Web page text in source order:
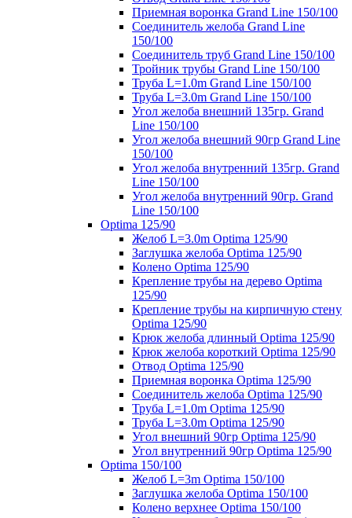
Приемная воронка Grand Line 150/100
Соединитель желоба Grand Line
150/100
Соединитель труб Grand Line 150/100
Тройник трубы Grand Line 150/100
Труба L=1.0m Grand Line 150/100
Труба L=3.0m Grand Line 150/100
Угол желоба внешний 135гр. Grand
Line 150/100
Угол желоба внешний 90гр Grand Line
150/100
Угол желоба внутренний 135гр. Grand
Line 150/100
Угол желоба внутренний 90гр. Grand
Line 150/100
Optima 125/90
Желоб L=3.0m Optima 125/90
Заглушка желоба Optima 125/90
Колено Optima 125/90
Крепление трубы на дерево Optima
125/90
Крепление трубы на кирпичную стену
Optima 125/90
Крюк желоба длинный Optima 125/90
Крюк желоба короткий Optima 125/90
Отвод Optima 125/90
Приемная воронка Optima 125/90
Соединитель желоба Optima 125/90
Труба L=1.0m Optima 125/90
Труба L=3.0m Optima 125/90
Угол внешний 90гр Optima 125/90
Угол внутренний 90гр Optima 125/90
Optima 150/100
Желоб L=3m Optima 150/100
Заглушка желоба Optima 150/100
Колено верхнее Optima 150/100